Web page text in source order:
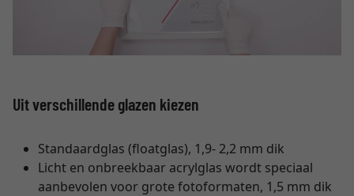
Uit verschillende glazen kiezen
Standaardglas (floatglas), 1,9- 2,2 mm dik
Licht en onbreekbaar acrylglas wordt speciaal
aanbevolen voor grote fotoformaten, 1,5 mm dik